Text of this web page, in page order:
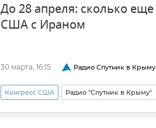
До 28 апреля: сколько
США с Ираном
30 марта, 16:15 Радио Спутник в Крыму
Конгресс США Радио "Спутник в Крыму"
Обострение между Ираном и США